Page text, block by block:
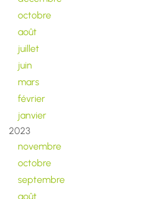
octobre
août
juillet
juin
mars
février
janvier
2023
novembre
octobre
septembre
août